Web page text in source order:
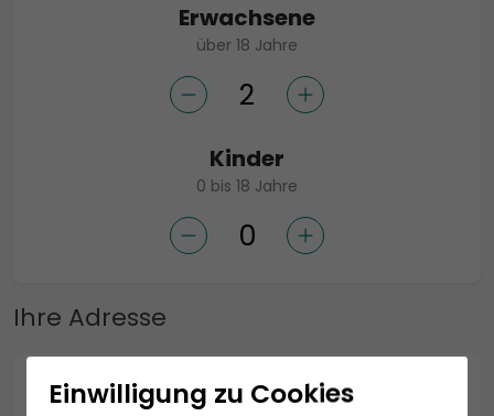
Erwachsene
über 18 Jahre
Kinder
0 bis 18 Jahre
Ihre Adresse
Anrede *
Einwilligung zu Cookies